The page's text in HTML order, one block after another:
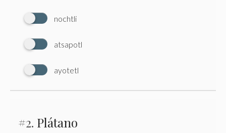
nochtli
atsapotl
ayotetl
#2. Plátano